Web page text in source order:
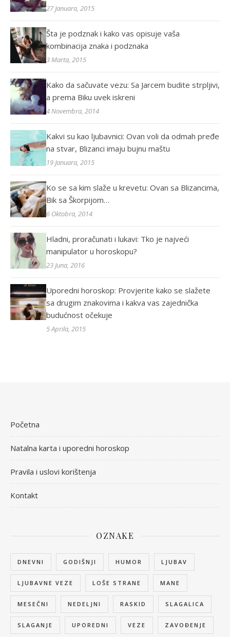
27 Januara, 2015
Šta je podznak i kako vas opisuje vaša
kombinacija znaka i podznaka
3 Marta, 2015
Kako da sačuvate vezu: Sa Jarcem budite strpljivi,
a prema Biku uvek iskreni
4 Novembra, 2014
Kakvi su kao ljubavnici: Ovan voli da odmah pređe
na stvar, Blizanci imaju bujnu maštu
19 Januara, 2015
Ko se sa kim slaže u krevetu: Ovan sa Blizancima,
Bik sa Škorpijom…
6 Oktobra, 2014
Hladni, proračunati i lukavi: Tko je najveći
manipulator u horoskopu?
23 Juna, 2016
Uporedni horoskop: Provjerite kako se slažete
sa drugim znakovima i kakva vas zajednička
budućnost očekuje
5 Aprila, 2015
Početna
Natalna karta i uporedni horoskop
Pravila i uslovi korištenja
Kontakt
OZNAKE
DNEVNI GODIŠNJI HUMOR LJUBAV
LJUBAVNE VEZE LOŠE STRANE MANE
MESEČNI NEDELJNI RASKID SLAGALICA
SLAGANJE UPOREDNI VEZE ZAVOĐENJE